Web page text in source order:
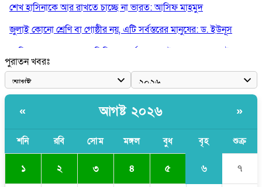
শেখ হাসিনাকে আর রাখতে চাচ্ছে না ভারত: আসিফ মাহমুদ
জুলাই কোনো শ্রেণি বা গোষ্ঠীর নয়, এটি সর্বস্তরের মানুষের: ড. ইউনূস
আলিয়া মাদ্রাসায় ছাত্রদল-শিবির সংঘর্ষ, হাতে পাইপ মাথায় হেলমেট পড়ে
মাঠে যুবদল নেতা নয়ন
কুমিল্লার ৫ হাসপাতাল-ডায়াগনস্টিক সাময়িক বন্ধের নির্দেশ
পরকীয়ার অভিযোগে গ্রামবাসীর হাতে আটক কনটেন্ট ক্রিয়েটর রিপন মিয়া
পুরাতন খবরঃ
« আগষ্ট ২০২৬ »
শনি রবি সোম মঙ্গল বুধ বৃহ শুক্র
১ ২ ৩ ৪ ৫ ৬ ৭